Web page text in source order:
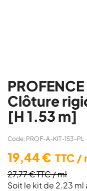
Clôture
[H 1.53 m]
Code: PROF-A-KIT-153-PL
19,44 € TTC /
27,77 €TTC/ ml
Soit le kit de 2.23 ml